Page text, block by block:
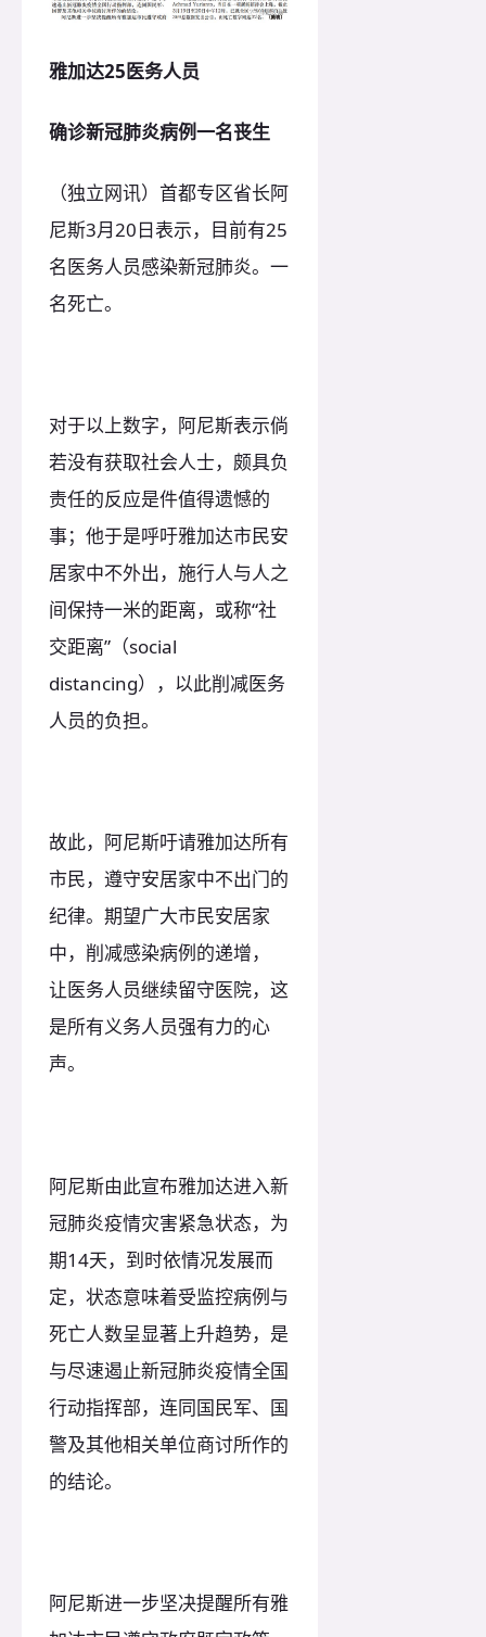
雅加达25医务人员
确诊新冠肺炎病例一名丧生
（独立网讯）首都专区省长阿
尼斯3月20日表示，目前有25
名医务人员感染新冠肺炎。一
名死亡。
对于以上数字，阿尼斯表示倘
若没有获取社会人士，颇具负
责任的反应是件值得遗憾的
事；他于是呼吁雅加达市民安
居家中不外出，施行人与人之
间保持一米的距离，或称“社
交距离”（social
distancing），以此削减医务
人员的负担。
故此，阿尼斯吁请雅加达所有
市民，遵守安居家中不出门的
纪律。期望广大市民安居家
中，削减感染病例的递增，
让医务人员继续留守医院，这
是所有义务人员强有力的心
声。
阿尼斯由此宣布雅加达进入新
冠肺炎疫情灾害紧急状态，为
期14天，到时依情况发展而
定，状态意味着受监控病例与
死亡人数呈显著上升趋势，是
与尽速遏止新冠肺炎疫情全国
行动指挥部，连同国民军、国
警及其他相关单位商讨所作的
的结论。
阿尼斯进一步坚决提醒所有雅